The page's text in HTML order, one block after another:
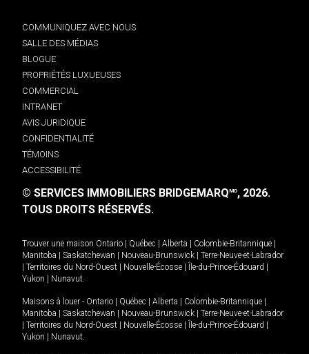
COMMUNIQUEZ AVEC NOUS
SALLE DES MÉDIAS
BLOGUE
PROPRIÉTÉS LUXUEUSES
COMMERCIAL
INTRANET
AVIS JURIDIQUE
CONFIDENTIALITÉ
TÉMOINS
ACCESSIBILITÉ
© SERVICES IMMOBILIERS BRIDGEMARQMD, 2026.
TOUS DROITS RÉSERVÉS.
Trouver une maison Ontario Québec Alberta Colombie-Britannique
Manitoba
Saskatchewan Nouveau-Brunswick
Terre-Neuve-et-Labrador
Territoires du Nord-Ouest Nouvelle-Écosse Île-du-Prince-Édouard
Yukon
Nunavut.
Maisons à louer - Ontario Québec Alberta Colombie-Britannique
Manitoba
Saskatchewan Nouveau-Brunswick
Terre-Neuve-et-Labrador
Territoires du Nord-Ouest Nouvelle-Écosse Île-du-Prince-Édouard
Yukon
Nunavut.